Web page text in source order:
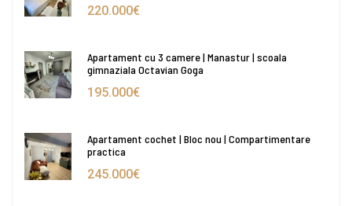
220.000€
Apartament cu 3 camere | Manastur | scoala
gimnaziala Octavian Goga
195.000€
Apartament cochet | Bloc nou | Compartimentare
practica
245.000€